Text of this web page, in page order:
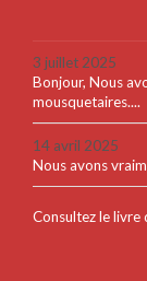
3 juillet 2025
Bonjour, Nous
mousquetaires....
14 avril 2025
Nous avons
Consultez le livre